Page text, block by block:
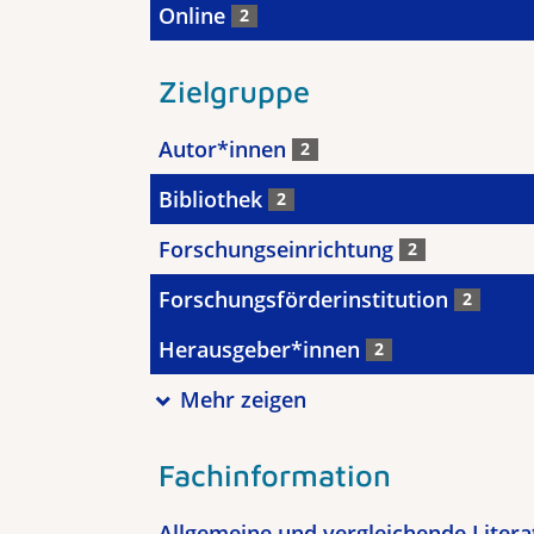
Online 2
Zielgruppe
Autor*innen 2
Bibliothek 2
Forschungseinrichtung 2
Forschungsförderinstitution 2
Herausgeber*innen 2
Mehr zeigen
Fachinformation